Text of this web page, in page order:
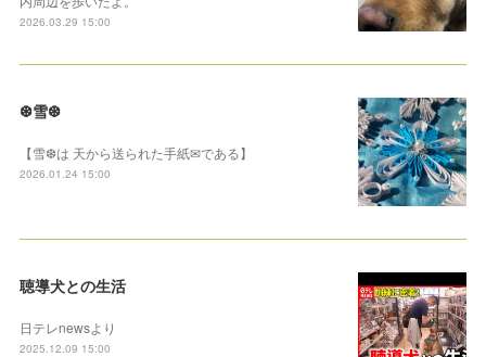
2026.03.29 15:00
❆雪❆
【雪❆は 天から送られた手紙✉である】
2026.01.24 15:00
聴導犬との生活
日テレnewsより
2025.12.09 15:00